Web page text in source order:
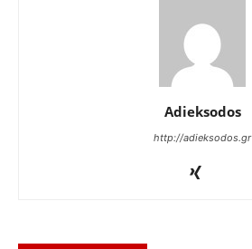
Adieksodos
http://adieksodos.gr